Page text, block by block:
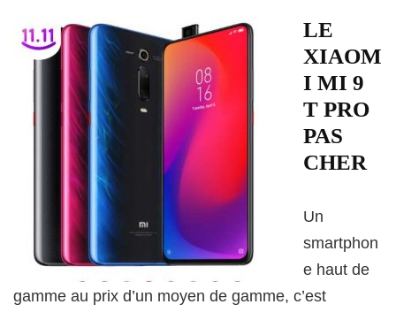
LE
XIAOM
I MI 9
T PRO
PAS
CHER
Un
smartphon
e haut de
gamme au prix d’un moyen de gamme, c’est